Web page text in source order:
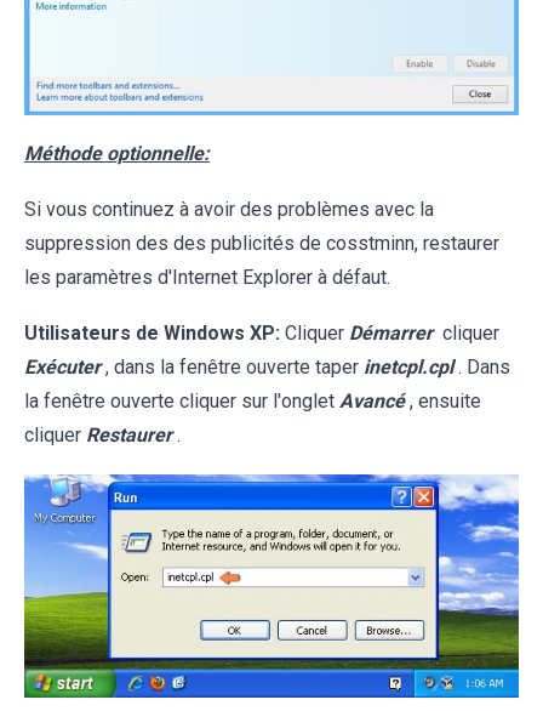
Méthode optionnelle:
Si vous continuez à avoir des problèmes avec la
suppression des des publicités de cosstminn, restaurer
les paramètres d'Internet Explorer à défaut.
Utilisateurs de Windows XP: Cliquer Démarrer cliquer
Exécuter , dans la fenêtre ouverte taper inetcpl.cpl . Dans
la fenêtre ouverte cliquer sur l'onglet Avancé , ensuite
cliquer Restaurer .